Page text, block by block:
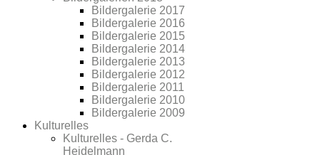
Bildergalerie 2017
Bildergalerie 2016
Bildergalerie 2015
Bildergalerie 2014
Bildergalerie 2013
Bildergalerie 2012
Bildergalerie 2011
Bildergalerie 2010
Bildergalerie 2009
Kulturelles
Kulturelles - Gerda C.
Heidelmann